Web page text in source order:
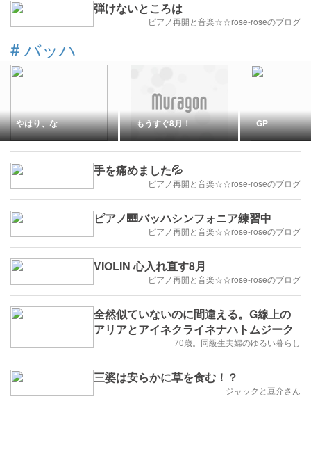
弾けないところは
ピアノ再開と音楽☆☆rose-roseのブログ
# バッハ
やはり、な もうすぐ8月！ GP
手を痛めました💦
ピアノ再開と音楽☆☆rose-roseのブログ
ピアノ🎹バッハシンフォニア練習中
ピアノ再開と音楽☆☆rose-roseのブログ
VIOLIN 心入れ直す8月
ピアノ再開と音楽☆☆rose-roseのブログ
全然似ていないのに間違える。G線上の
アリアとアイネクライネナハトムジーク
70歳。同級生夫婦のゆるい暮らし
三婆は安らかに草を食む！？
ジャックと豆介さん